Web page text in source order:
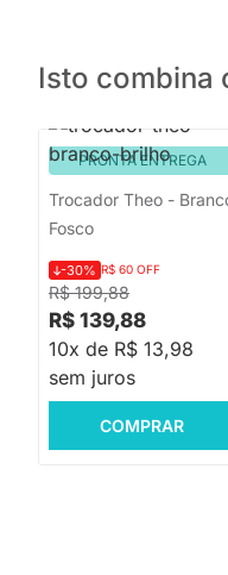
Isto combina
PRONTA ENTREGA
Trocador Theo -
Fosco
R$ 199,88
-30% R$ 60 OFF
R$ 139,88
10x de R$ 13,98
sem juros
COMPRAR